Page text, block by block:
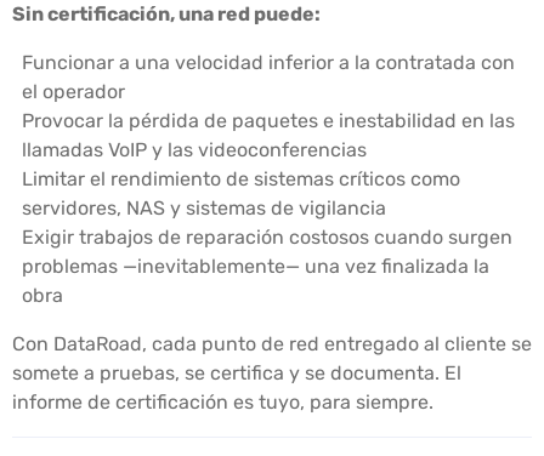
Sin certificación, una red puede:
Funcionar a una velocidad inferior a la contratada con
el operador
Provocar la pérdida de paquetes e inestabilidad en las
llamadas VoIP y las videoconferencias
Limitar el rendimiento de sistemas críticos como
servidores, NAS y sistemas de vigilancia
Exigir trabajos de reparación costosos cuando surgen
problemas —inevitablemente— una vez finalizada la
obra
Con DataRoad, cada punto de red entregado al cliente se
somete a pruebas, se certifica y se documenta. El
informe de certificación es tuyo, para siempre.